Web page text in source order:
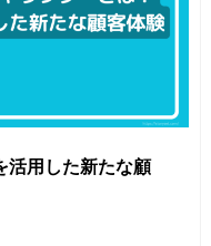
活用した新たな顧